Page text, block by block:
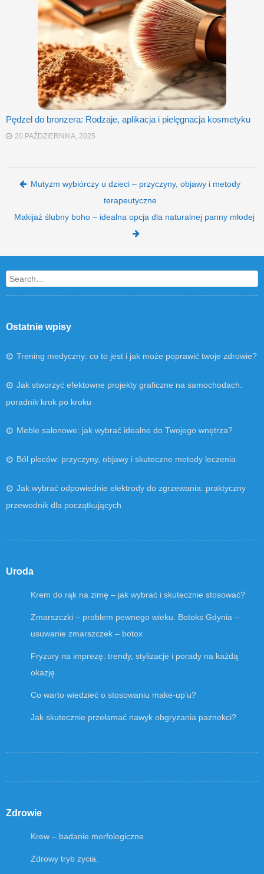
Pędzel do bronzera: Rodzaje, aplikacja i pielęgnacja kosmetyku
20 PAŹDZIERNIKA, 2025
Post navigation
Mutyzm wybiórczy u dzieci – przyczyny, objawy i metody
terapeutyczne
Makijaż ślubny boho – idealna opcja dla naturalnej panny młodej
Search
Ostatnie wpisy
Trening medyczny: co to jest i jak może poprawić twoje zdrowie?
Jak stworzyć efektowne projekty graficzne na samochodach:
poradnik krok po kroku
Meble salonowe: jak wybrać idealne do Twojego wnętrza?
Ból pleców: przyczyny, objawy i skuteczne metody leczenia
Jak wybrać odpowiednie elektrody do zgrzewania: praktyczny
przewodnik dla początkujących
Uroda
Krem do rąk na zimę – jak wybrać i skutecznie stosować?
Zmarszczki – problem pewnego wieku. Botoks Gdynia –
usuwanie zmarszczek – botox
Fryzury na imprezę: trendy, stylizacje i porady na każdą
okazję
Co warto wiedzieć o stosowaniu make-up’u?
Jak skutecznie przełamać nawyk obgryzania paznokci?
Zdrowie
Krew – badanie morfologiczne
Zdrowy tryb życia.